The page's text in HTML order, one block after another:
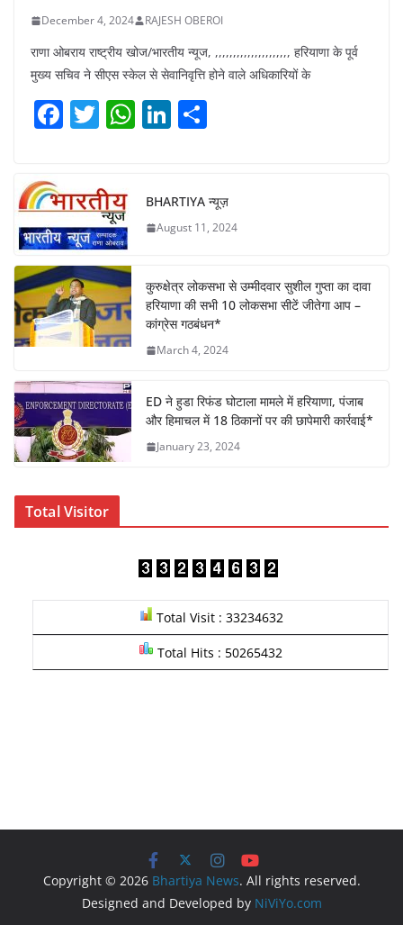
December 4, 2024 RAJESH OBEROI
राणा ओबराय राष्ट्रीय खोज/भारतीय न्यूज, ,,,,,,,,,,,,,,,,,,,,, हरियाणा के पूर्व
मुख्य सचिव ने सीएस स्केल से सेवानिवृत्ति होने वाले अधिकारियों के
F
e
b
o
o
k
T
er
W
s
A
p
Li
e
dI
e
BHARTIYA न्यूज़
August 11, 2024
कुरुक्षेत्र लोकसभा से उम्मीदवार सुशील गुप्ता का दावा
हरियाणा की सभी 10 लोकसभा सीटें जीतेगा आप –
कांग्रेस गठबंधन*
March 4, 2024
ED ने हुडा रिफंड घोटाला मामले में हरियाणा, पंजाब
और हिमाचल में 18 ठिकानों पर की छापेमारी कार्रवाई*
January 23, 2024
Total Visitor
Total Visit : 33234632
Total Hits : 50265432
Copyright © 2026 Bhartiya News. All rights reserved.
Designed and Developed by NiViYo.com